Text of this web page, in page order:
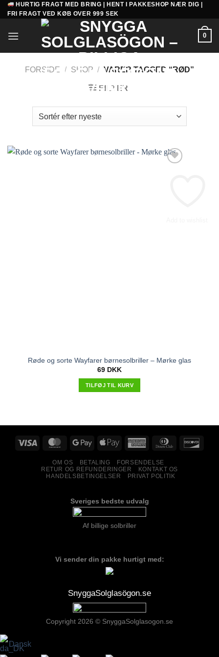
Fortsæt
til
HURTIG FRAGT MED BRING | HENT I PAKKESHOP NÆR DIG |
FRI FRAGT VED KØB OVER 999 SEK
0
FORSIDE / SHOP / VARER TAGGED “RØD”
FILTER
Røde og sorte Wayfarer børnesolbriller – Mørke glas
69 DKK
TILFØJ TIL KURV
OM OS BETALING
FORSENDELSE
RETUR OG REFUNDERINGER
KONTAKT OS
HANDELSBETINGELSER
PRIVAT POLITIK
Sveriges bedste udvalg
Af billige solbriller
Vi sender din pakke hurtigt med:
SnyggaSolglasögon.se
Copyright 2026 © SnyggaSolglasogon.se
Dansk